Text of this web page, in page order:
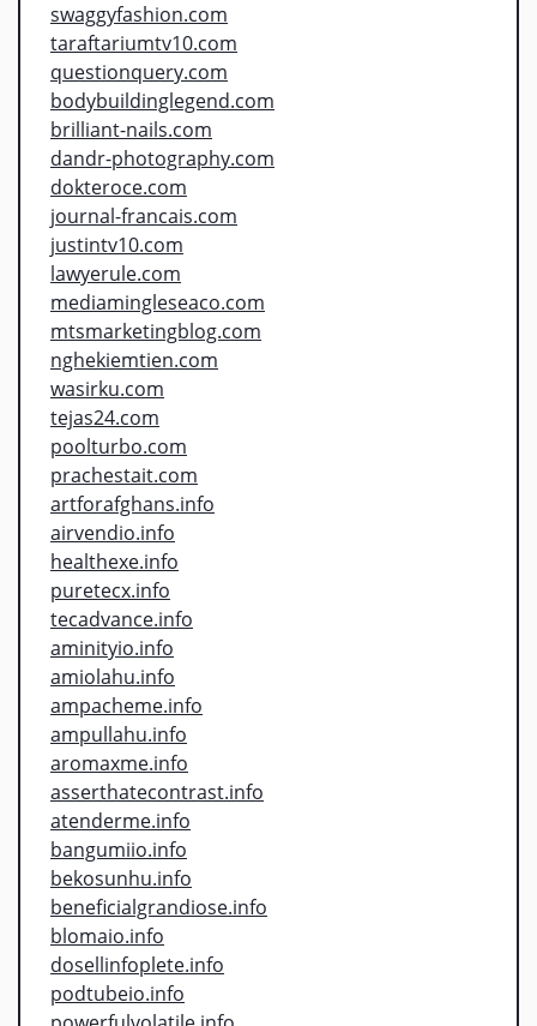
swaggyfashion.com
taraftariumtv10.com
questionquery.com
bodybuildinglegend.com
brilliant-nails.com
dandr-photography.com
dokteroce.com
journal-francais.com
justintv10.com
lawyerule.com
mediamingleseaco.com
mtsmarketingblog.com
nghekiemtien.com
wasirku.com
tejas24.com
poolturbo.com
prachestait.com
artforafghans.info
airvendio.info
healthexe.info
puretecx.info
tecadvance.info
aminityio.info
amiolahu.info
ampacheme.info
ampullahu.info
aromaxme.info
asserthatecontrast.info
atenderme.info
bangumiio.info
bekosunhu.info
beneficialgrandiose.info
blomaio.info
dosellinfoplete.info
podtubeio.info